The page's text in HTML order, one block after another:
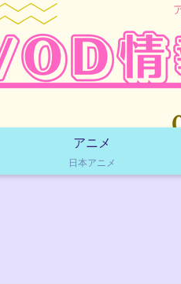
アニメ
日本アニメ